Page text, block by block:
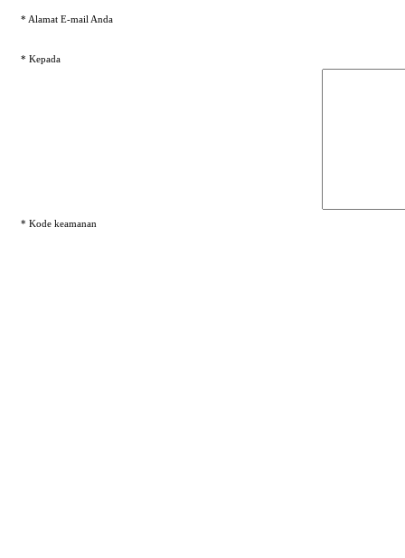
* Alamat E-mail Anda
* Kepada
* Kode keamanan